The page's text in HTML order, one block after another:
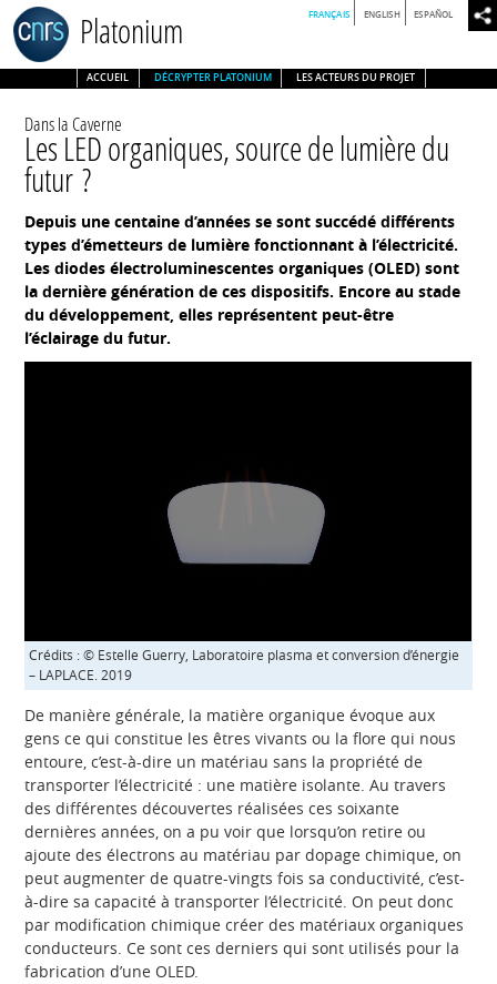
Platonium FRANÇAIS ENGLISH ESPAÑOL
ACCUEIL DÉCRYPTER PLATONIUM LES ACTEURS DU PROJET
Dans la Caverne
Les LED organiques, source de lumière du
futur ?
Depuis une centaine d’années se sont succédé différents
types d’émetteurs de lumière fonctionnant à l’électricité.
Les diodes électroluminescentes organiques (OLED) sont
la dernière génération de ces dispositifs. Encore au stade
du développement, elles représentent peut-être
l’éclairage du futur.
Crédits : © Estelle Guerry, Laboratoire plasma et conversion d’énergie
– LAPLACE. 2019
De manière générale, la matière organique évoque aux
gens ce qui constitue les êtres vivants ou la flore qui nous
entoure, c’est-à-dire un matériau sans la propriété de
transporter l’électricité : une matière isolante. Au travers
des différentes découvertes réalisées ces soixante
dernières années, on a pu voir que lorsqu’on retire ou
ajoute des électrons au matériau par dopage chimique, on
peut augmenter de quatre-vingts fois sa conductivité, c’est-
à-dire sa capacité à transporter l’électricité. On peut donc
par modification chimique créer des matériaux organiques
conducteurs. Ce sont ces derniers qui sont utilisés pour la
fabrication d’une OLED.